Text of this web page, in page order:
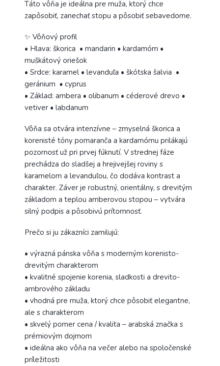
Táto vôňa je ideálna pre muža, ktorý chce
zapôsobiť, zanechať stopu a pôsobiť sebavedome.
✨ Vôňový profil
• Hlava: škorica • mandarin • kardamóm •
muškátový oriešok
• Srdce: karamel • levanduľa • škótska šalvia •
geránium • cyprus
• Základ: ambera • olibanum • céderové drevo •
vetiver • labdanum
Vôňa sa otvára intenzívne – zmyselná škorica a
korenisté tóny pomaranča a kardamómu prilákajú
pozornosť už pri prvej fúknutí. V strednej fáze
prechádza do sladšej a hrejivejšej roviny s
karamelom a levanduľou, čo dodáva kontrast a
charakter. Záver je robustný, orientálny, s drevitým
základom a teplou amberovou stopou – vytvára
silný podpis a pôsobivú prítomnosť.
Prečo si ju zákazníci zamilujú:
• výrazná pánska vôňa s moderným korenisto-
drevitým charakterom
• kvalitné spojenie korenia, sladkosti a drevito-
ambrového základu
• vhodná pre muža, ktorý chce pôsobiť elegantne,
ale s charakterom
• skvelý pomer cena / kvalita – arabská značka s
prémiovým dojmom
• ideálna ako vôňa na večer alebo na spoločenské
príležitosti